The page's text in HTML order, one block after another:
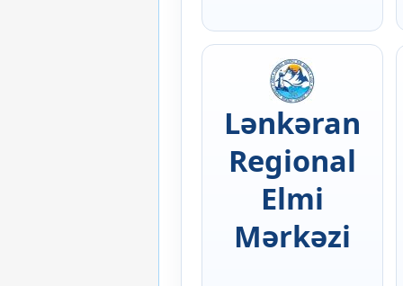
Lənkəran
Regional
Elmi
Mərkəzi